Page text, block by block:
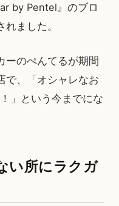
by Pentel』のブロ
ました。
ーのぺんてるが期間
で、「オシャレなお
」という今までにな
い所にラクガ